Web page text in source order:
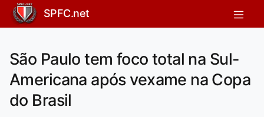
SPFC.net
São Paulo tem foco total na Sul-
Americana após vexame na Copa
do Brasil